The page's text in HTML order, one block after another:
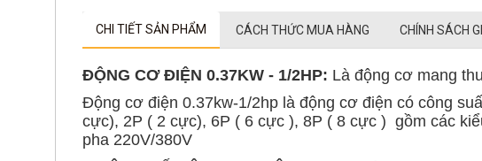
CHI TIẾT SẢN PHẨM CÁCH THỨC MUA HÀNG CHÍNH SÁCH
ĐỘNG CƠ ĐIỆN 0.37KW - 1/2HP: Là động cơ mang
Động cơ điện 0.37kw-1/2hp là động cơ điện có công
cực), 2P ( 2 cực), 6P ( 6 cực ), 8P ( 8 cực ) gồm các
pha 220V/380V